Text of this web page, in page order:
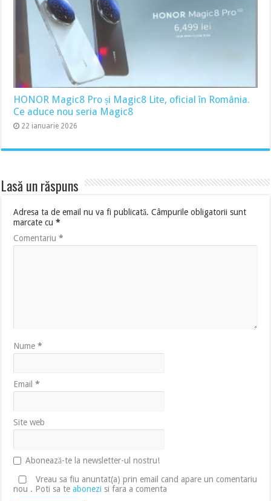
HONOR Magic8 Pro și Magic8 Lite, oficial în România.
Ce aduce nou seria Magic8
22 ianuarie 2026
Lasă un răspuns
Adresa ta de email nu va fi publicată. Câmpurile obligatorii sunt
marcate cu*
Comentariu*
Nume*
Email*
Site web
Abonează-te la newsletter-ul nostru!
Vreau sa fiu anuntat(a) prin email cand apare un comentariu
nou . Poti sa teabonezi si fara a comenta